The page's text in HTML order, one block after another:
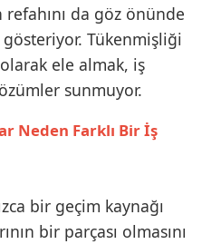
da göz önünde
Tükenmişliği
ele almak, iş
sunmuyor.
Neden Farklı Bir İş
bir geçim kaynağı
bir parçası olmasını